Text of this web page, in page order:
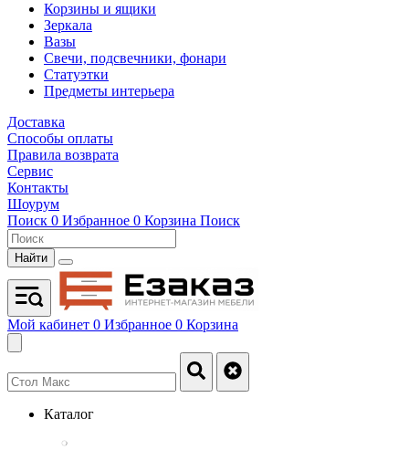
Корзины и ящики
Зеркала
Вазы
Свечи, подсвечники, фонари
Статуэтки
Предметы интерьера
Доставка
Способы оплаты
Правила возврата
Сервис
Контакты
Шоурум
Поиск 0 Избранное 0 Корзина Поиск
Найти
Мой кабинет 0 Избранное 0 Корзина
Каталог